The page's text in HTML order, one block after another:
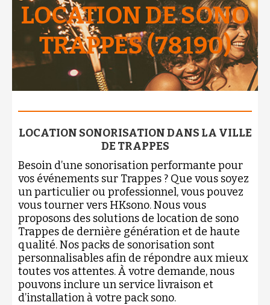
LOCATION DE SONO
TRAPPES (78190)
LOCATION SONORISATION DANS LA VILLE
DE TRAPPES
Besoin d’une sonorisation performante pour
vos événements sur Trappes ? Que vous soyez
un particulier ou professionnel, vous pouvez
vous tourner vers HKsono. Nous vous
proposons des solutions de location de sono
Trappes de dernière génération et de haute
qualité. Nos packs de sonorisation sont
personnalisables afin de répondre aux mieux
toutes vos attentes. À votre demande, nous
pouvons inclure un service livraison et
d’installation à votre pack sono.